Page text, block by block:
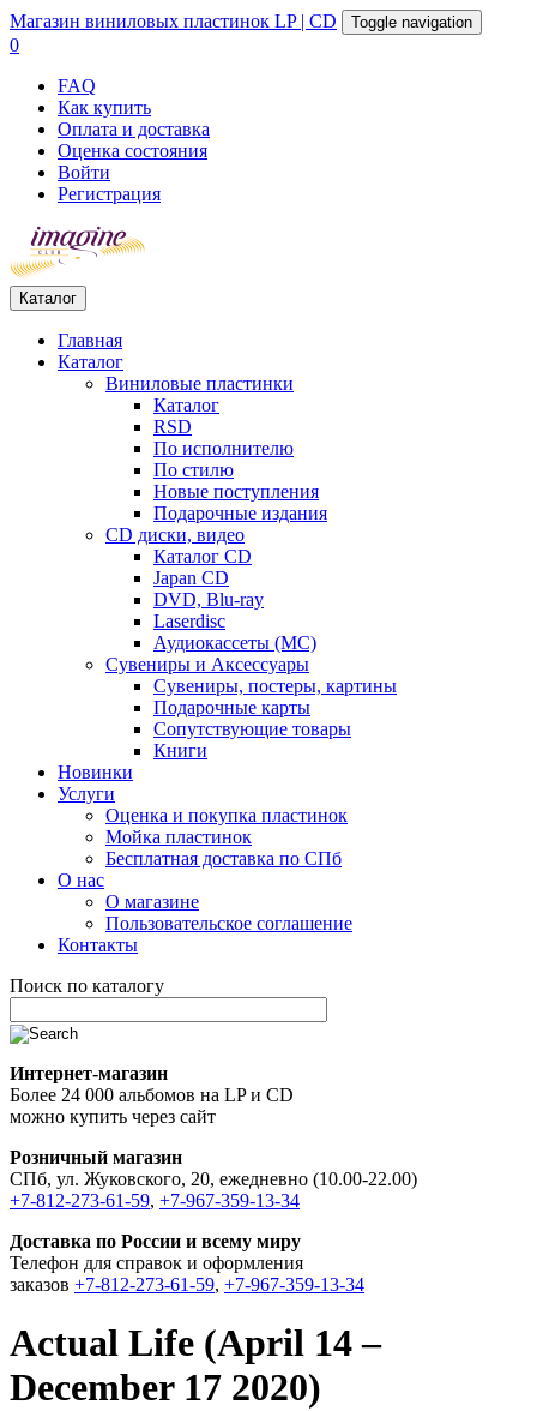
Магазин виниловых пластинок LP | CD Toggle navigation
0
FAQ
Как купить
Оплата и доставка
Оценка состояния
Войти
Регистрация
Каталог
Главная
Каталог
Виниловые пластинки
Каталог
RSD
По исполнителю
По стилю
Новые поступления
Подарочные издания
CD диски, видео
Каталог CD
Japan CD
DVD, Blu-ray
Laserdisc
Аудиокассеты (MC)
Сувениры и Аксессуары
Сувениры, постеры, картины
Подарочные карты
Сопутствующие товары
Книги
Новинки
Услуги
Оценка и покупка пластинок
Мойка пластинок
Бесплатная доставка по СПб
О нас
О магазине
Пользовательское соглашение
Контакты
Поиск по каталогу
Интернет-магазин
Более 24 000 альбомов на LP и CD
можно купить через сайт
Розничный магазин
СПб, ул. Жуковского, 20, ежедневно (10.00-22.00)
+7-812-273-61-59, +7-967-359-13-34
Доставка по России и всему миру
Телефон для справок и оформления
заказов +7-812-273-61-59, +7-967-359-13-34
Actual Life (April 14 –
December 17 2020)